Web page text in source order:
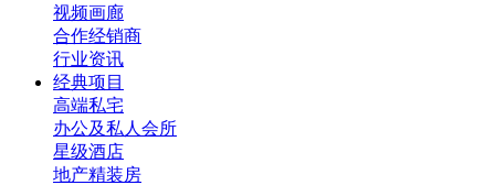
视频画廊
合作经销商
行业资讯
经典项目
高端私宅
办公及私人会所
星级酒店
地产精装房